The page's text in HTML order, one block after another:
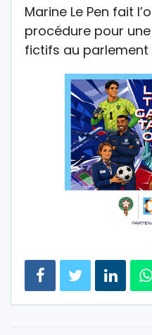
Marine Le Pen fait
procédure pour
fictifs au parlement